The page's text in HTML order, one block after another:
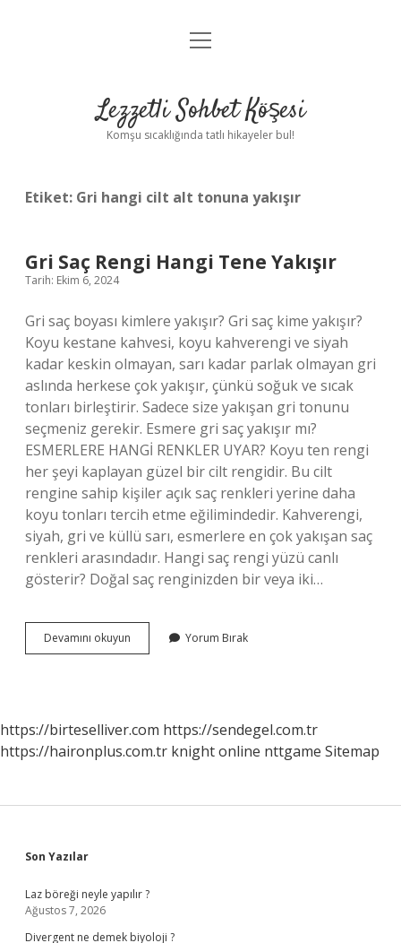
Anasayfa
Yasal Uyarı
menüyü
Lezzetli Sohbet Köşesi
Komşu sıcaklığında tatlı hikayeler bul!
Etiket: Gri hangi cilt alt tonuna yakışır
Gri Saç Rengi Hangi Tene Yakışır
Tarih: Ekim 6, 2024
Gri saç boyası kimlere yakışır? Gri saç kime yakışır?
Koyu kestane kahvesi, koyu kahverengi ve siyah
kadar keskin olmayan, sarı kadar parlak olmayan gri
aslında herkese çok yakışır, çünkü soğuk ve sıcak
tonları birleştirir. Sadece size yakışan gri tonunu
seçmeniz gerekir. Esmere gri saç yakışır mı?
ESMERLERE HANGİ RENKLER UYAR? Koyu ten rengi
her şeyi kaplayan güzel bir cilt rengidir. Bu cilt
rengine sahip kişiler açık saç renkleri yerine daha
koyu tonları tercih etme eğilimindedir. Kahverengi,
siyah, gri ve küllü sarı, esmerlere en çok yakışan saç
renkleri arasındadır. Hangi saç rengi yüzü canlı
gösterir? Doğal saç renginizden bir veya iki…
Devamını okuyun
Saç
Yorum Bırak
https://birteselliver.com https://sendegel.com.tr
https://haironplus.com.tr knight online nttgame Sitemap
Sidebar
Son Yazılar
Laz böreği neyle yapılır ?
Ağustos 7, 2026
Divergent ne demek biyoloji ?